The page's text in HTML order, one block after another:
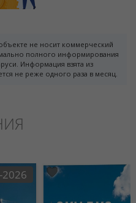
не носит коммерческий
полного информирования
Информация взята из
не реже одного раза в месяц.